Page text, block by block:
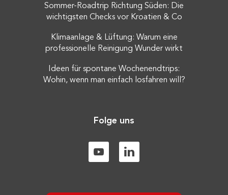
Sommer-Roadtrip Richtung Süden: Die
wichtigsten Checks vor Kroatien & Co
Klimaanlage & Lüftung: Warum eine
professionelle Reinigung Wunder wirkt
Ideen für spontane Wochenendtrips:
Wohin, wenn man einfach losfahren will?
Folge uns